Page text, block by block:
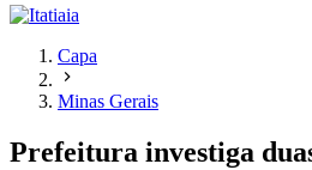
Capa
Minas Gerais
Prefeitura investiga